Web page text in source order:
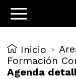
Inicio >
Formación
Agenda